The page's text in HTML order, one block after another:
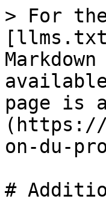
> For
page is
(https://
on-du-
#